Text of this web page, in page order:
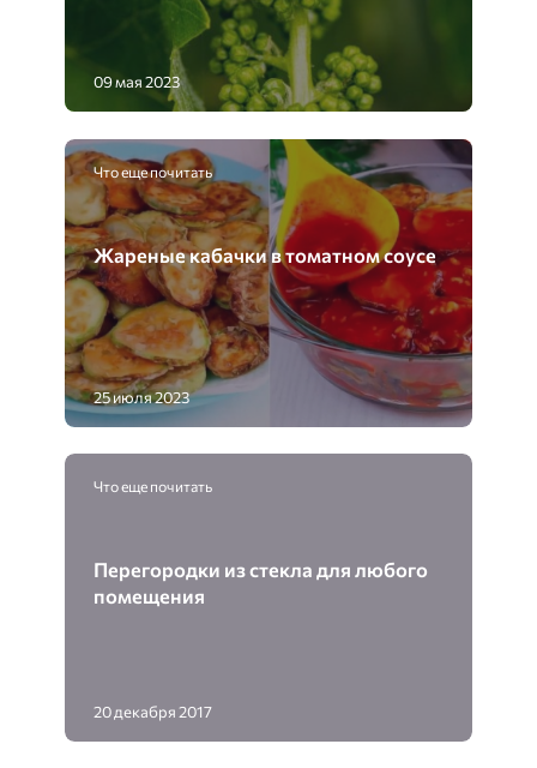
09 мая 2023
Что еще почитать
Жареные кабачки в томатном соусе
25 июля 2023
Что еще почитать
Перегородки из стекла для любого
помещения
20 декабря 2017